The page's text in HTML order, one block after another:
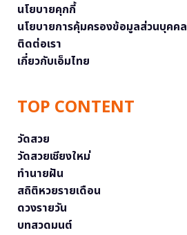
นโยบายคุกกี้
นโยบายการคุ้มครองข้อมูลส่วนบุคคล
ติดต่อเรา
เกี่ยวกับเอ็มไทย
TOP CONTENT
วัดสวย
วัดสวยเชียงใหม่
ทำนายฝัน
สถิติหวยรายเดือน
ดวงรายวัน
บทสวดมนต์